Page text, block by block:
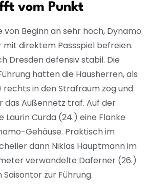
vom Punkt
Beginn an sehr hoch, Dynamo
direktem Passspiel befreien.
Dresden defensiv stabil. Die
hatten die Hausherren, als
rechts in den Strafraum zog und
das Außennetz traf. Auf der
Laurin Curda (24.) eine Flanke
Gehäuse. Praktisch im
dann Niklas Hauptmann im
verwandelte Daferner (26.)
zur Führung.